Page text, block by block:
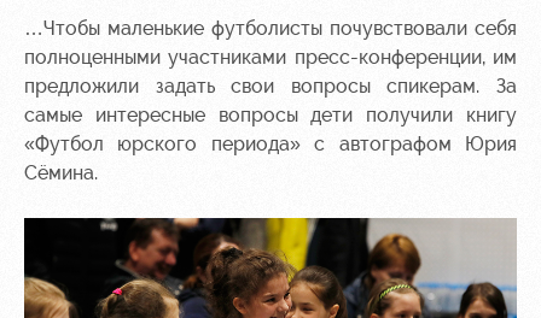
…Чтобы маленькие футболисты почувствовали себя
полноценными участниками пресс-конференции, им
предложили задать свои вопросы спикерам. За
самые интересные вопросы дети получили книгу
«Футбол юрского периода» с автографом Юрия
Сёмина.